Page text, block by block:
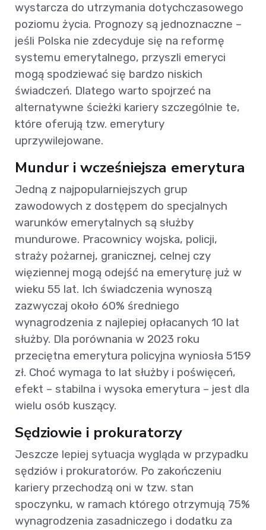
wystarcza do utrzymania dotychczasowego
poziomu życia. Prognozy są jednoznaczne –
jeśli Polska nie zdecyduje się na reformę
systemu emerytalnego, przyszli emeryci
mogą spodziewać się bardzo niskich
świadczeń. Dlatego warto spojrzeć na
alternatywne ścieżki kariery szczególnie te,
które oferują tzw. emerytury
uprzywilejowane.
Mundur i wcześniejsza emerytura
Jedną z najpopularniejszych grup
zawodowych z dostępem do specjalnych
warunków emerytalnych są służby
mundurowe. Pracownicy wojska, policji,
straży pożarnej, granicznej, celnej czy
więziennej mogą odejść na emeryturę już w
wieku 55 lat. Ich świadczenia wynoszą
zazwyczaj około 60% średniego
wynagrodzenia z najlepiej opłacanych 10 lat
służby. Dla porównania w 2023 roku
przeciętna emerytura policyjna wyniosła 5159
zł. Choć wymaga to lat służby i poświęceń,
efekt – stabilna i wysoka emerytura – jest dla
wielu osób kuszący.
Sędziowie i prokuratorzy
Jeszcze lepiej sytuacja wygląda w przypadku
sędziów i prokuratorów. Po zakończeniu
kariery przechodzą oni w tzw. stan
spoczynku, w ramach którego otrzymują 75%
wynagrodzenia zasadniczego i dodatku za